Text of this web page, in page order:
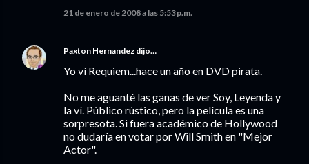
21 de enero de 2008 a las 5:53 p.m.
Paxton Hernandez dijo…
Yo ví Requiem...hace un año en DVD pirata.
No me aguanté las ganas de ver Soy, Leyenda y
la ví. Público rústico, pero la película es una
sorpresota. Si fuera académico de Hollywood
no dudaría en votar por Will Smith en "Mejor
Actor".